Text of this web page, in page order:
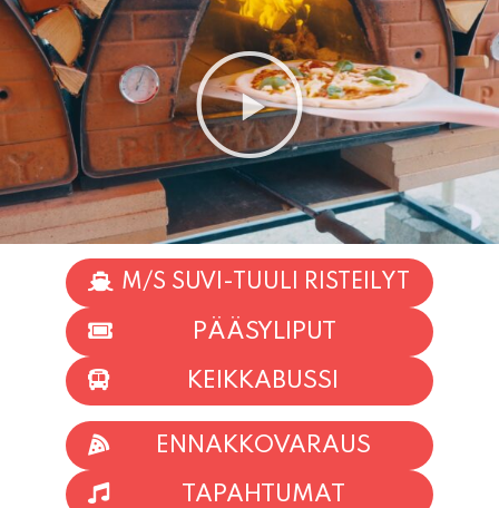
M/S SUVI-TUULI RISTEILYT
PÄÄSYLIPUT
KEIKKABUSSI
ENNAKKOVARAUS
TAPAHTUMAT